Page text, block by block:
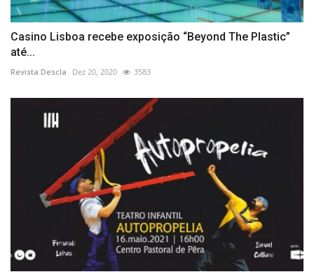
Casino Lisboa recebe exposição “Beyond The Plastic”
até...
Revista Descla Dez 20, 2020 3583